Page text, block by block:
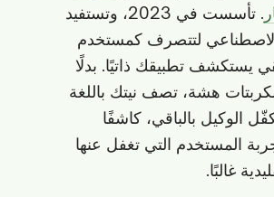
. تأسست في 2023، وتستفيد
لتتصرف كمستخدم
يستكشف تطبيقك ذاتيًا. بدلًا
هشة، تصف نيتك باللغة
الوكيل بالباقي، كاشفًا
المستخدم التي تغفل عنها
غالبًا.